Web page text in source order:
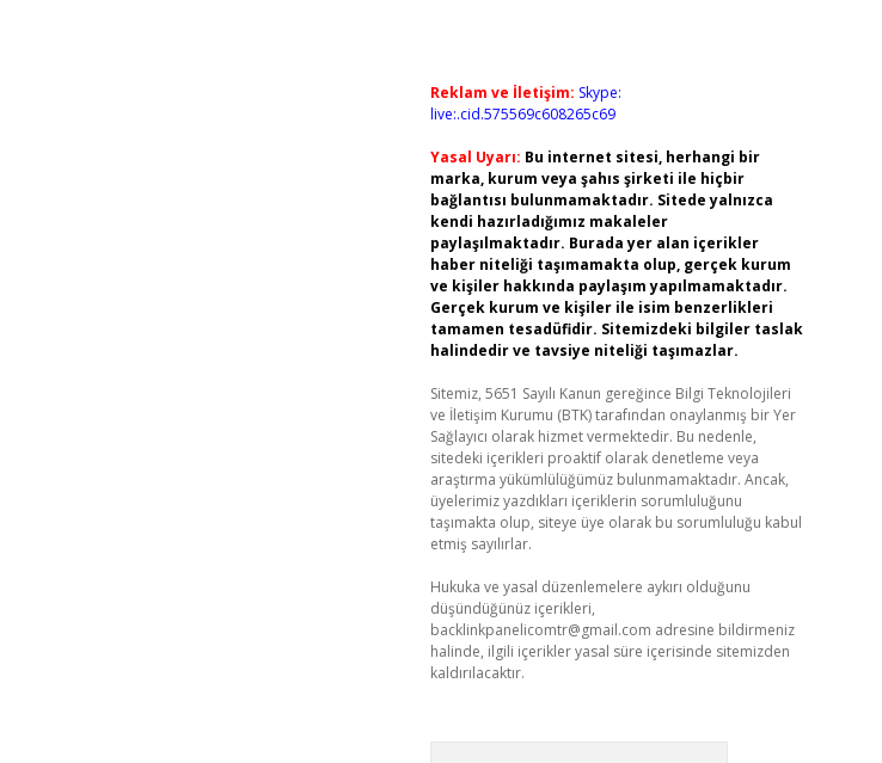
Reklam ve İletişim: Skype:
live:.cid.575569c608265c69
Yasal Uyarı: Bu internet sitesi, herhangi bir
marka, kurum veya şahıs şirketi ile hiçbir
bağlantısı bulunmamaktadır. Sitede yalnızca
kendi hazırladığımız makaleler
paylaşılmaktadır. Burada yer alan içerikler
haber niteliği taşımamakta olup, gerçek kurum
ve kişiler hakkında paylaşım yapılmamaktadır.
Gerçek kurum ve kişiler ile isim benzerlikleri
tamamen tesadüfidir. Sitemizdeki bilgiler taslak
halindedir ve tavsiye niteliği taşımazlar.
Sitemiz, 5651 Sayılı Kanun gereğince Bilgi Teknolojileri
ve İletişim Kurumu (BTK) tarafından onaylanmış bir Yer
Sağlayıcı olarak hizmet vermektedir. Bu nedenle,
sitedeki içerikleri proaktif olarak denetleme veya
araştırma yükümlülüğümüz bulunmamaktadır. Ancak,
üyelerimiz yazdıkları içeriklerin sorumluluğunu
taşımakta olup, siteye üye olarak bu sorumluluğu kabul
etmiş sayılırlar.
Hukuka ve yasal düzenlemelere aykırı olduğunu
düşündüğünüz içerikleri,
backlinkpanelicomtr@gmail.com adresine bildirmeniz
halinde, ilgili içerikler yasal süre içerisinde sitemizden
kaldırılacaktır.